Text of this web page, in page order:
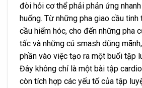
đòi hỏi cơ thể phải phản ứng
huống. Từ những pha giao cầu tinh
cầu hiểm hóc, cho đến những pha
tấc và những cú smash dũng
phần vào việc tạo ra một buổi tập
Đây không chỉ là một bài tập
còn tích hợp các yếu tố của tập